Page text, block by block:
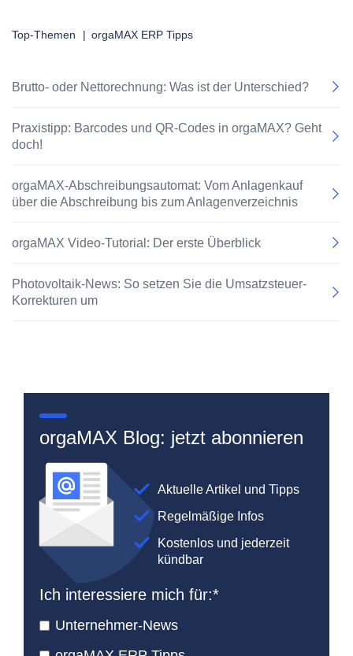
Top-Themen | orgaMAX ERP Tipps
Brutto- oder Nettorechnung: Was ist der Unterschied?
Praxistipp: Barcodes und QR-Codes in orgaMAX? Geht
doch!
orgaMAX-Abschreibungsautomat: Vom Anlagenkauf
über die Abschreibung bis zum Anlagenverzeichnis
orgaMAX Video-Tutorial: Der erste Überblick
Photovoltaik-News: So setzen Sie die Umsatzsteuer-
Korrekturen um
orgaMAX Blog: jetzt abonnieren
Aktuelle Artikel und Tipps
Regelmäßige Infos
Kostenlos und jederzeit
kündbar
Ich interessiere mich für:*
Unternehmer-News